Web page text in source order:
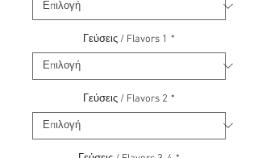
Γεύσεις / Flavors 1 *
Γεύσεις / Flavors 2 *